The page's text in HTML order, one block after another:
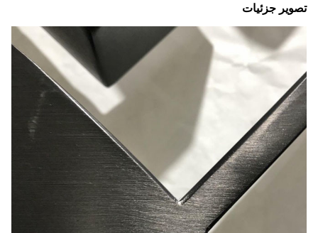
تصویر جزئیات